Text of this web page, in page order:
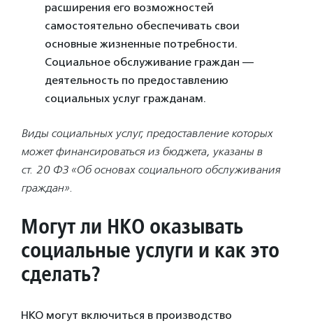
расширения его возможностей
самостоятельно обеспечивать свои
основные жизненные потребности.
Социальное обслуживание граждан —
деятельность по предоставлению
социальных услуг гражданам.
Виды социальных услуг, предоставление которых
может финансироваться из бюджета, указаны в
ст. 20 ФЗ «Об основах социального обслуживания
граждан».
Могут ли НКО оказывать
социальные услуги и как это
сделать?
НКО могут включиться в производство